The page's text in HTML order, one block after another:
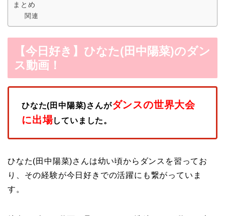
まとめ
関連
【今日好き】ひなた(田中陽菜)のダン
ス動画！
ひなた(田中陽菜)さんがダンスの世界大会
に出場していました。
ひなた(田中陽菜)さんは幼い頃からダンスを習ってお
り、その経験が今日好きでの活躍にも繋がっていま
す。